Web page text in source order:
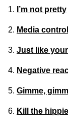
I’m not pretty
Media control
Just like
Negative
Gimme,
Kill the